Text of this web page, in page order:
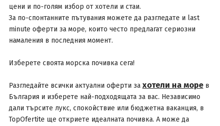
цени и по-голям избор от хотели и стаи.
За по-спонтанните пътувания можете да разгледате и last
minute оферти за море, които често предлагат сериозни
намаления в последния момент.
Изберете своята морска почивка сега!
Разгледайте всички актуални оферти за хотели на морев
България и изберете най-подходящата за вас. Независимо
дали търсите лукс, спокойствие или бюджетна ваканция, в
TopOfertite ще откриете идеалната почивка. А може да